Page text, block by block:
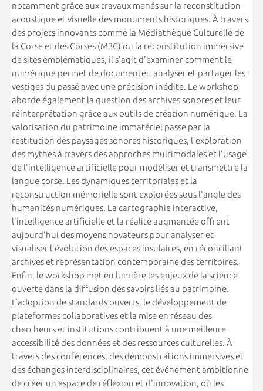
notamment grâce aux travaux menés sur la reconstitution
acoustique et visuelle des monuments historiques. À travers
des projets innovants comme la Médiathèque Culturelle de
la Corse et des Corses (M3C) ou la reconstitution immersive
de sites emblématiques, il s'agit d'examiner comment le
numérique permet de documenter, analyser et partager les
vestiges du passé avec une précision inédite. Le workshop
aborde également la question des archives sonores et leur
réinterprétation grâce aux outils de création numérique. La
valorisation du patrimoine immatériel passe par la
restitution des paysages sonores historiques, l'exploration
des mythes à travers des approches multimodales et l'usage
de l'intelligence artificielle pour modéliser et transmettre la
langue corse. Les dynamiques territoriales et la
reconstruction mémorielle sont explorées sous l'angle des
humanités numériques. La cartographie interactive,
l'intelligence artificielle et la réalité augmentée offrent
aujourd'hui des moyens novateurs pour analyser et
visualiser l'évolution des espaces insulaires, en réconciliant
archives et représentation contemporaine des territoires.
Enfin, le workshop met en lumière les enjeux de la science
ouverte dans la diffusion des savoirs liés au patrimoine.
L'adoption de standards ouverts, le développement de
plateformes collaboratives et la mise en réseau des
chercheurs et institutions contribuent à une meilleure
accessibilité des données et des ressources culturelles. À
travers des conférences, des démonstrations immersives et
des échanges interdisciplinaires, cet événement ambitionne
de créer un espace de réflexion et d'innovation, où les